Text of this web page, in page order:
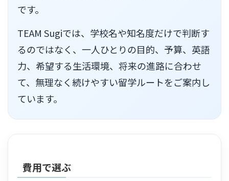
です。
TEAM Sugiでは、学校名や知名度だけで判断す
るのではなく、一人ひとりの目的、予算、英語
力、希望する生活環境、将来の進路に合わせ
て、無理なく続けやすい留学ルートをご案内し
ています。
費用で選ぶ